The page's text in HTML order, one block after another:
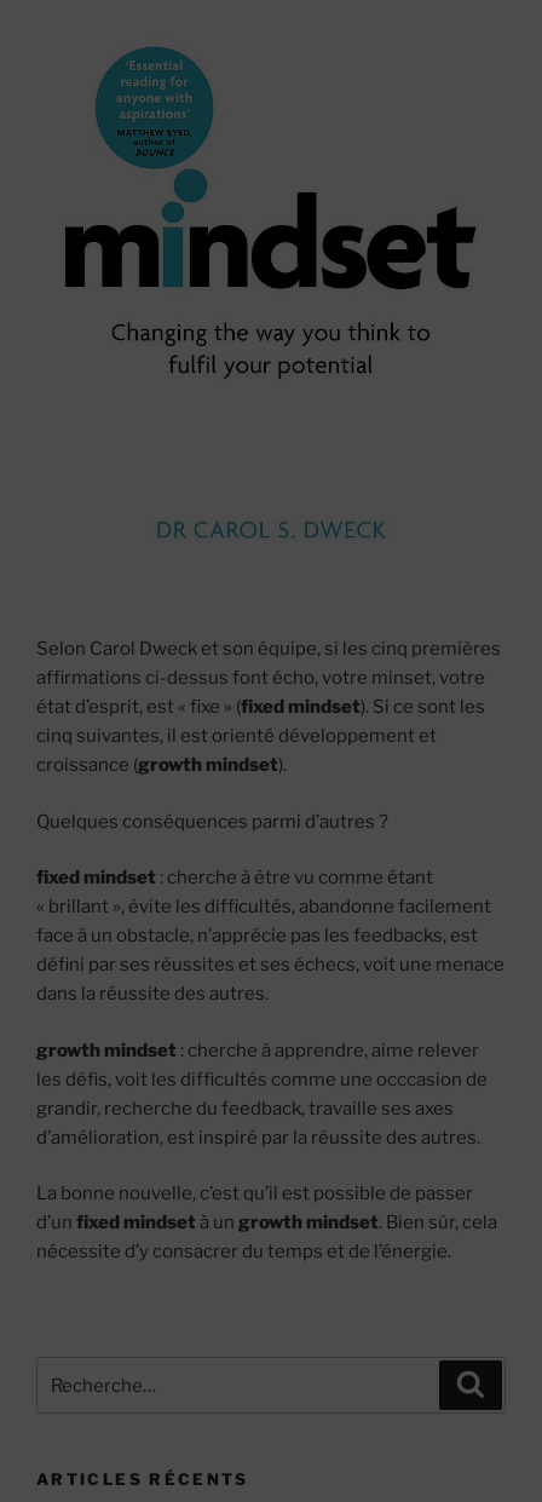
Selon Carol Dweck et son équipe, si les cinq premières
affirmations ci-dessus font écho, votre minset, votre
état d’esprit, est « fixe » (fixed mindset). Si ce sont les
cinq suivantes, il est orienté développement et
croissance (growth mindset).
Quelques conséquences parmi d’autres ?
fixed mindset : cherche à être vu comme étant
« brillant », évite les difficultés, abandonne facilement
face à un obstacle, n’apprécie pas les feedbacks, est
défini par ses réussites et ses échecs, voit une menace
dans la réussite des autres.
growth mindset : cherche à apprendre, aime relever
les défis, voit les difficultés comme une occcasion de
grandir, recherche du feedback, travaille ses axes
d’amélioration, est inspiré par la réussite des autres.
La bonne nouvelle, c’est qu’il est possible de passer
d’un fixed mindset à un growth mindset. Bien sûr, cela
nécessite d’y consacrer du temps et de l’énergie.
pour
ARTICLES RÉCENTS